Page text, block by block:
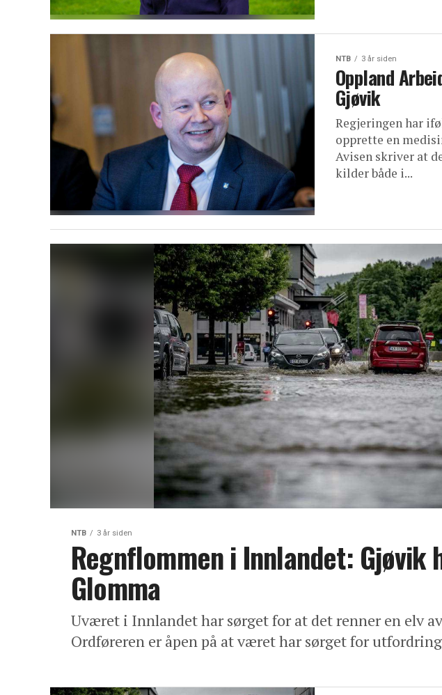
NTB 3 år siden
Oppland
Gjøvik
Regjeringen har
opprette en
Avisen skriver at
kilder både i...
NTB 3 år siden
Regnflommen i Innlandet: Gjøvik
Glomma
Uværet i Innlandet har sørget for at det renner en elv
Ordføreren er åpen på at været har sørget for